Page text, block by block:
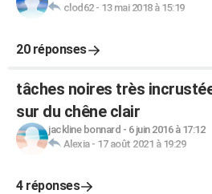
clod62- 13 mai 2018 à 15:19
20 réponses
tâches noires très
sur du chêne clair
jackline bonnard - 6 juin 2016 à 17:12
Alexia- 17 août 2021 à 19:29
4 réponses